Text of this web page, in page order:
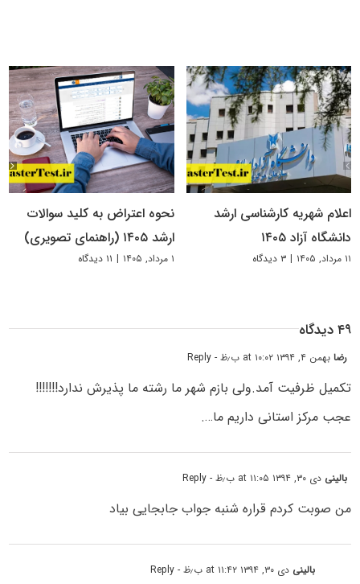
اعلام شهریه کارشناسی ارشد
دانشگاه آزاد ۱۴۰۵
۱۱ مرداد, ۱۴۰۵ | ۳ دیدگاه
نحوه اعتراض به کلید سوالات
ارشد ۱۴۰۵ (راهنمای تصویری)
۱ مرداد, ۱۴۰۵ | ۱۱ دیدگاه
۴۹ دیدگاه
رضابهمن ۴, ۱۳۹۴ at ۱۰:۰۲ ب٫ظ - Reply
تکمیل ظرفیت آمد.ولی بازم شهر ما رشته ما پذیرش ندارد!!!!!!!
عجب مرکز استانی داریم ما….
بالینی دی ۳۰, ۱۳۹۴ at ۱۱:۰۵ ب٫ظ - Reply
من صوبت کردم قراره شنبه جواب جابجایی بیاد
بالینی دی ۳۰, ۱۳۹۴ at ۱۱:۴۲ ب٫ظ - Reply